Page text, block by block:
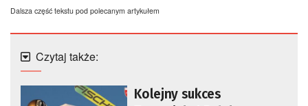
Dalsza część tekstu pod polecanym artykułem
Czytaj także:
Kolejny sukces